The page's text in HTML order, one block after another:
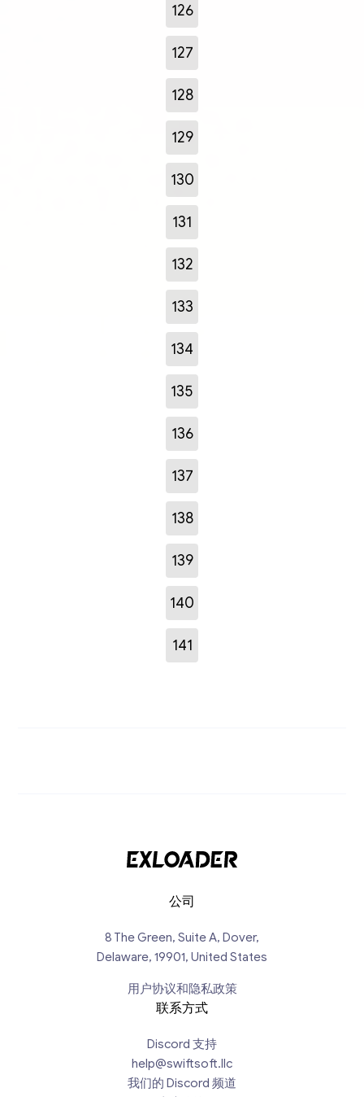
126
127
128
129
130
131
132
133
134
135
136
137
138
139
140
141
公司
8 The Green, Suite A, Dover,
Delaware, 19901, United States
用户协议和隐私政策
联系方式
Discord 支持
help@swiftsoft.llc
我们的 Discord 频道